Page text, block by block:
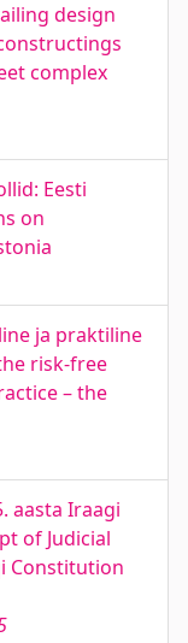
design
complex
Eesti
on
ja praktiline
risk-free
– the
aasta Iraagi
of Judicial
Constitution